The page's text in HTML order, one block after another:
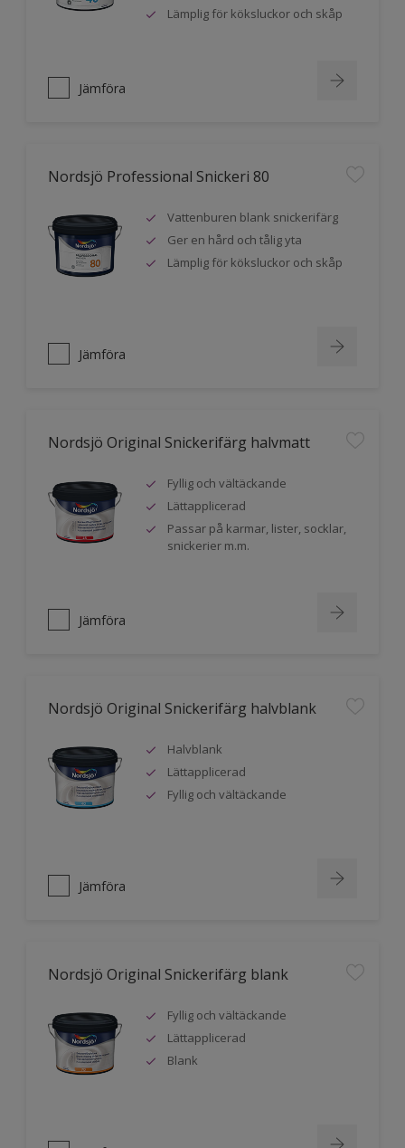
Lämplig för köksluckor och skåp
Jämföra
Nordsjö Professional Snickeri 80
Vattenburen blank snickerifärg
Ger en hård och tålig yta
Lämplig för köksluckor och skåp
Jämföra
Nordsjö Original Snickerifärg halvmatt
Fyllig och vältäckande
Lättapplicerad
Passar på karmar, lister, socklar,
snickerier m.m.
Jämföra
Nordsjö Original Snickerifärg halvblank
Halvblank
Lättapplicerad
Fyllig och vältäckande
Jämföra
Nordsjö Original Snickerifärg blank
Fyllig och vältäckande
Lättapplicerad
Blank